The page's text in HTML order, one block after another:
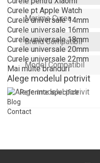
Curele pt Apple Watch
Curele universale 14mm
Curele universale 16mm
Curele universale 18mm
Curele universale 20mm
Curele universale 22mm
Mai multe branduri
Alege modelul potrivit
Blog
Contact
Marime Curea
Brand Compatibil
Model Compatibil
Referinte specifice